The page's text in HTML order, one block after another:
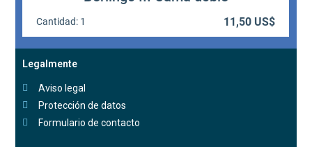
Legalmente
Aviso legal
Protección de datos
Formulario de contacto